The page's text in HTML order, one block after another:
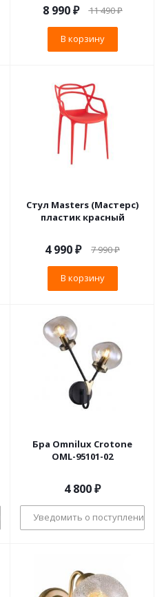
8 990₽ 11 490₽
В корзину
Стул Masters (Мастерс)
пластик красный
4 990₽ 7 990₽
В корзину
Бра Omnilux Crotone
OML-95101-02
4 800₽
Уведомить о поступлении